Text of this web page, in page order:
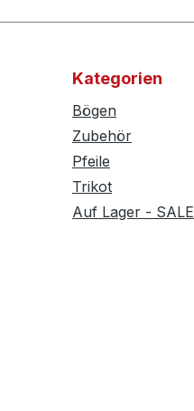
Kategorien
Bögen
Zubehör
Pfeile
Trikot
Auf Lager - SALE